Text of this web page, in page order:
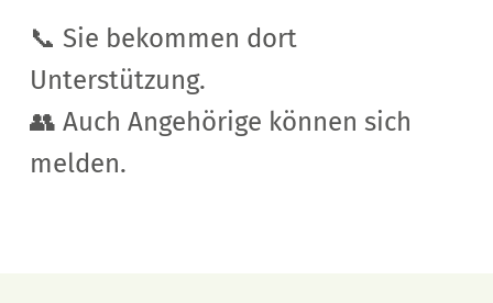
📞 Sie bekommen dort
Unterstützung.
👥 Auch Angehörige können sich
melden.